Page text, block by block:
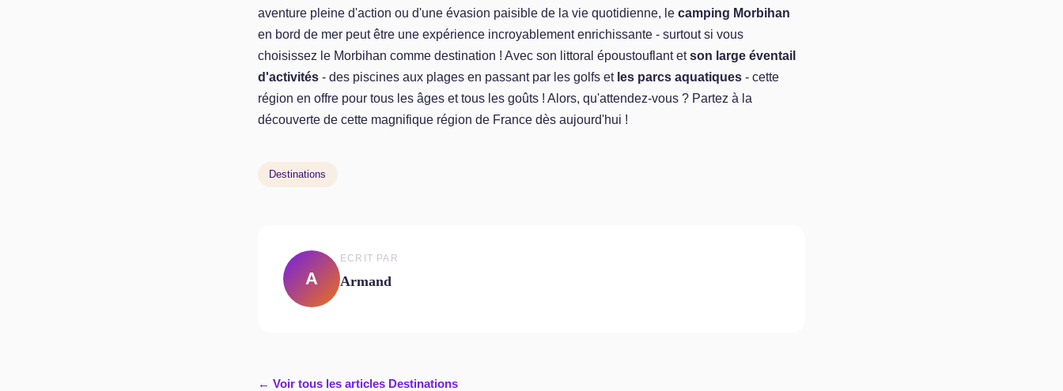
aventure pleine d'action ou d'une évasion paisible de la vie quotidienne, le camping Morbihan
en bord de mer peut être une expérience incroyablement enrichissante - surtout si vous
choisissez le Morbihan comme destination ! Avec son littoral époustouflant etson large éventail
d'activités - des piscines aux plages en passant par les golfs et les parcs aquatiques - cette
région en offre pour tous les âges et tous les goûts ! Alors, qu'attendez-vous ? Partez à la
découverte de cette magnifique région de France dès aujourd'hui !
Destinations
A
ECRIT PAR
Armand
← Voir tous les articles Destinations